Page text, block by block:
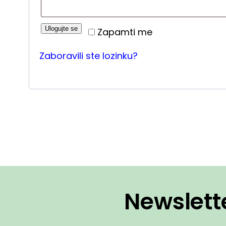
Zapamti me
Ulogujte se
Zaboravili ste lozinku?